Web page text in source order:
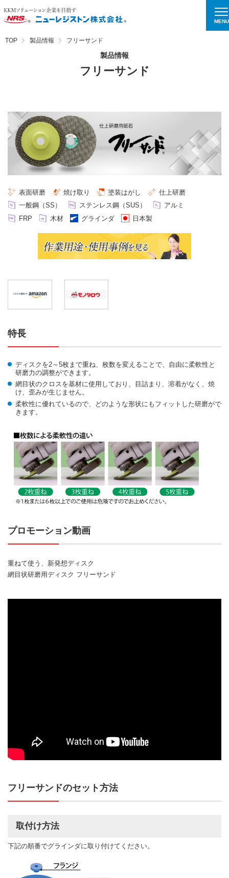
MENU
TOP 製品情報 フリーサンド
製品情報
フリーサンド
表⾯研磨 焼け取り 塗装はがし
仕上研磨
一般鋼（SS）
ステンレス鋼（SUS）
アルミ
FRP
⽊材 グラインダ 日本製
特長
ディスクを2～5枚まで重ね、枚数を変えることで、自由に柔軟性と
研磨力の調整ができます。
網目状のクロスを基材に使用しており、目詰まり、溶着がなく、焼
け、歪みが生じません。
柔軟性に優れているので、どのような形状にもフィットした研磨がで
きます。
プロモーション動画
重ねて使う、新発想ディスク
網目状研磨用ディスク フリーサンド
フリーサンドのセット方法
取付け方法
下記の順番でグラインダに取り付けてください。